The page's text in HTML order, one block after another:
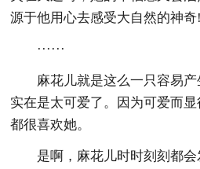
源于他用心去感受大自然的神奇!
······
麻花儿就是这么一只容易
实在是太可爱了。因为可爱而
都很喜欢她。
是啊，麻花儿时时刻刻都会